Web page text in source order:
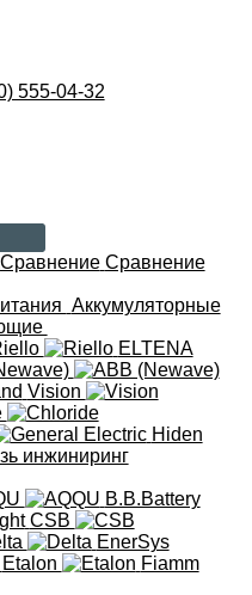
555-04-32
Сравнение
Аккумуляторные
ELTENA
Vision
Hiden
инжиниринг
B.B.Battery
CSB
EnerSys
Etalon Fiamm